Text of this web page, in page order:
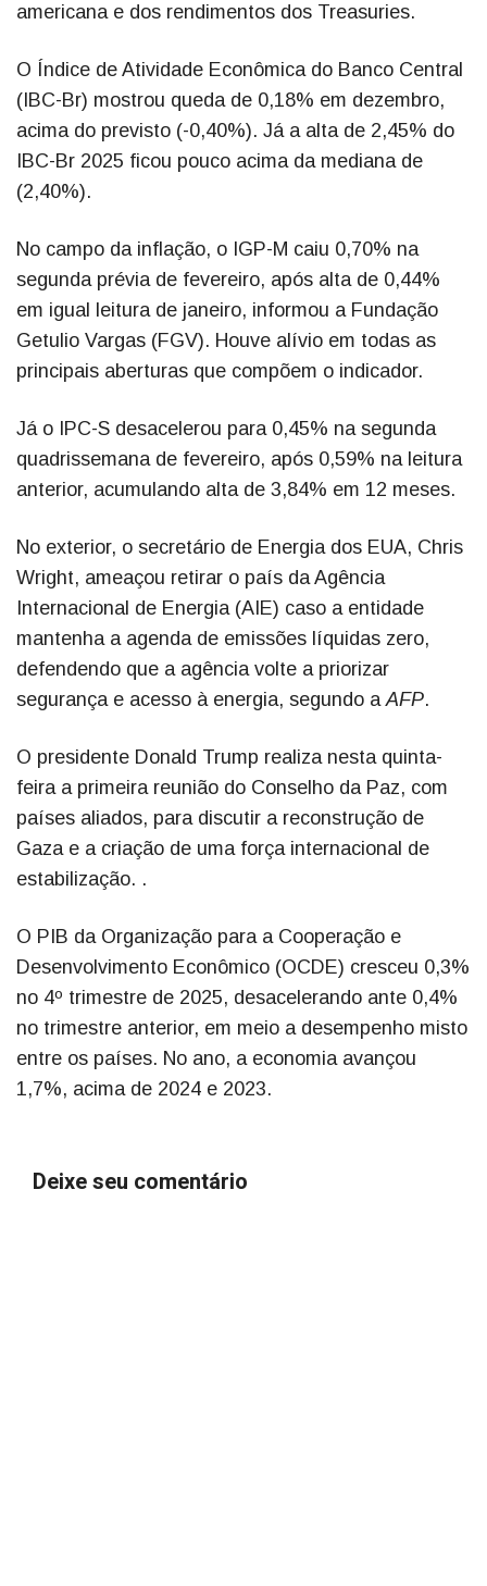
americana e dos rendimentos dos Treasuries.
O Índice de Atividade Econômica do Banco Central
(IBC-Br) mostrou queda de 0,18% em dezembro,
acima do previsto (-0,40%). Já a alta de 2,45% do
IBC-Br 2025 ficou pouco acima da mediana de
(2,40%).
No campo da inflação, o IGP-M caiu 0,70% na
segunda prévia de fevereiro, após alta de 0,44%
em igual leitura de janeiro, informou a Fundação
Getulio Vargas (FGV). Houve alívio em todas as
principais aberturas que compõem o indicador.
Já o IPC-S desacelerou para 0,45% na segunda
quadrissemana de fevereiro, após 0,59% na leitura
anterior, acumulando alta de 3,84% em 12 meses.
No exterior, o secretário de Energia dos EUA, Chris
Wright, ameaçou retirar o país da Agência
Internacional de Energia (AIE) caso a entidade
mantenha a agenda de emissões líquidas zero,
defendendo que a agência volte a priorizar
segurança e acesso à energia, segundo aAFP.
O presidente Donald Trump realiza nesta quinta-
feira a primeira reunião do Conselho da Paz, com
países aliados, para discutir a reconstrução de
Gaza e a criação de uma força internacional de
estabilização. .
O PIB da Organização para a Cooperação e
Desenvolvimento Econômico (OCDE) cresceu 0,3%
no 4º trimestre de 2025, desacelerando ante 0,4%
no trimestre anterior, em meio a desempenho misto
entre os países. No ano, a economia avançou
1,7%, acima de 2024 e 2023.
Deixe seu comentário